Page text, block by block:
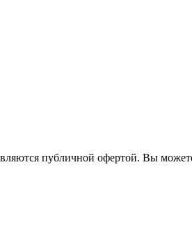
публичной офертой. Вы